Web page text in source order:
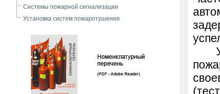
Системы пожарной сигнализации
Установка систем пожаротушения